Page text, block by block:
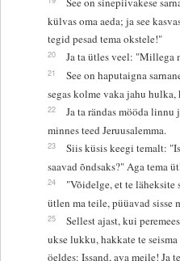
külvas oma aeda; ja see
tegid pesad tema okstele!"
20 Ja ta ütles veel: "Millega
21
See on haputaigna
segas kolme vaka jahu
22
Ja ta rändas mööda linnu
minnes teed Jeruusalemma.
23
Siis küsis keegi temalt:
saavad õndsaks?" Aga tema
24
"Võidelge, et te läheksite
ütlen ma teile, püüavad sisse
25
Sellest ajast, kui
ukse lukku, hakkate te
öeldes: Issand, ava meile! Ja